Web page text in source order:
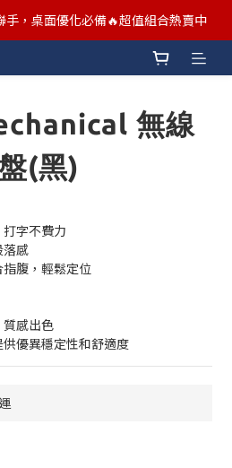
中！符合資格者歡迎申請購物金補助
，桌面優化必備🔥超值組合熱賣中
中！符合資格者歡迎申請購物金補助
無線
(黑)
字不費力
感
腹，輕鬆定位
感出色
優異穩定性和舒適度